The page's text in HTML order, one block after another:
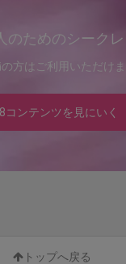
のためのシーク
方はご利用いただけ
コンテンツを見にいく
トップへ戻る